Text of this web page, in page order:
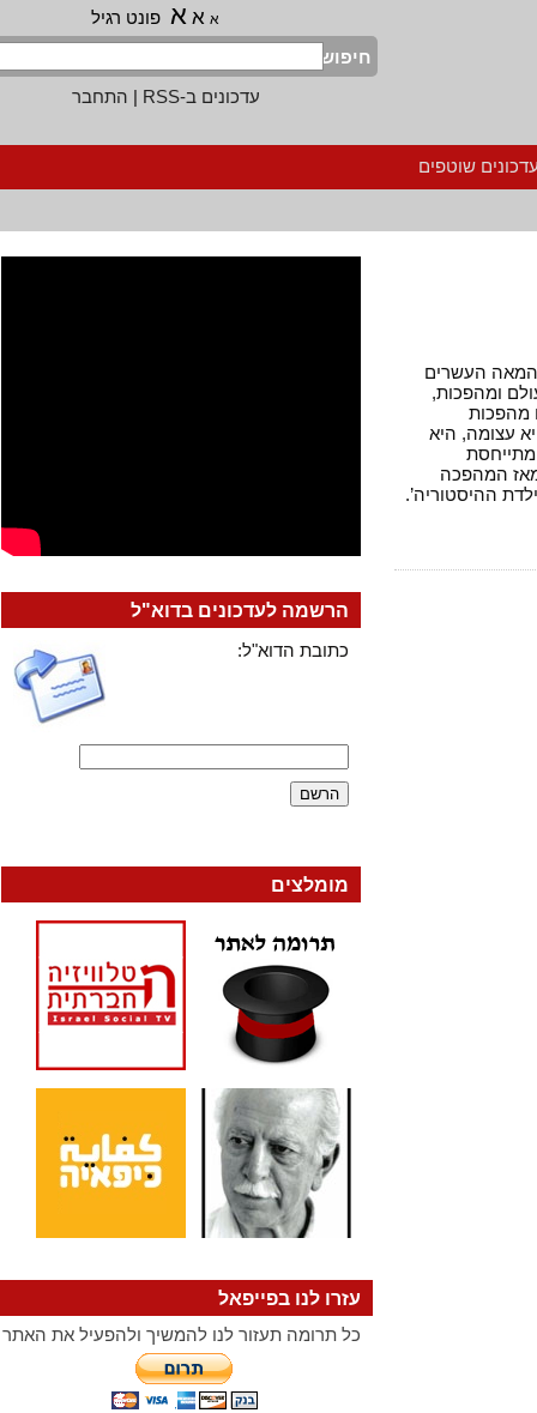
א א פונט רגיל
חיפוש
עדכונים ב-RSS
|התחבר
שוטפים
העשרים
ומהפכות,
היא
המהפכה
ההיסטוריה’.
הרשמה לעדכונים בדוא"ל
כתובת הדוא"ל:
מומלצים
עזרו לנו בפייפאל
כל תרומה תעזור לנו להמשיך ולהפעיל את האתר